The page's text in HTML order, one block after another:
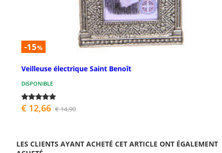
-15%
Veilleuse électrique Saint Benoît
DISPONIBLE
€ 12,66 € 14,90
LES CLIENTS AYANT ACHETÉ CET ARTICLE ONT ÉGALEMENT